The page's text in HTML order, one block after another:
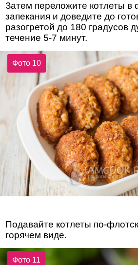
Затем переложите котлеты в
запекания и доведите до
разогретой до 180 градусов
течение 5-7 минут.
Фото 10
Подавайте котлеты по-
горячем виде.
Фото 11